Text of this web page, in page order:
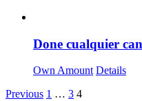
Done cualquier
Own Amount Details
Previous 1 … 3 4